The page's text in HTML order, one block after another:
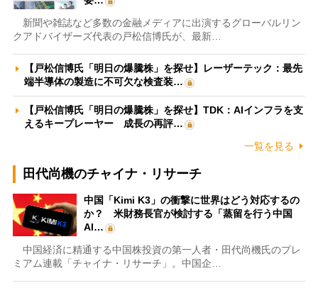
新聞や雑誌など多数の金融メディアに出演するグローバルリン
クアドバイザーズ代表の戸松信博氏が、最新…
【戸松信博氏「明日の爆騰株」を探せ】レーザーテック：最先
端半導体の製造に不可欠な検査装…
【戸松信博氏「明日の爆騰株」を探せ】TDK：AIインフラを支
えるキープレーヤー 成長の再評…
一覧を見る
田代尚機のチャイナ・リサーチ
中国「Kimi K3」の衝撃に世界はどう対応するの
か？ 米財務長官が検討する「蒸留を行う中国
AI…
中国経済に精通する中国株投資の第一人者・田代尚機氏のプレ
ミアム連載「チャイナ・リサーチ」。中国企…